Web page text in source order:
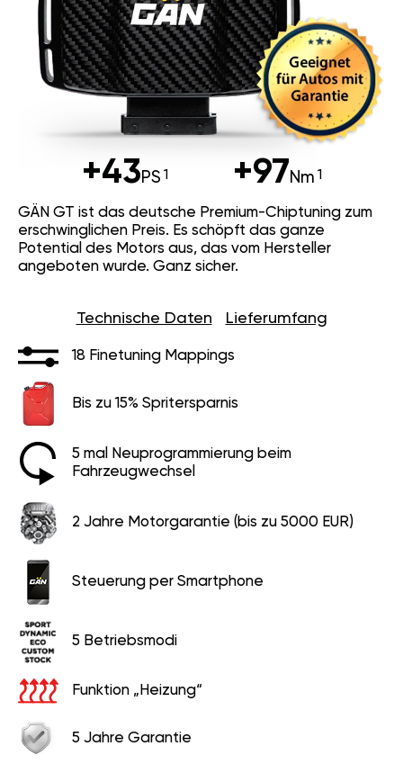
+43PS +97Nm
GÄN GT ist das deutsche Premium-Chiptuning zum
erschwinglichen Preis. Es schöpft das ganze
Potential des Motors aus, das vom Hersteller
angeboten wurde. Ganz sicher.
Technische Daten Lieferumfang
18 Finetuning Mappings
Bis zu 15% Spritersparnis
5 mal Neuprogrammierung beim
Fahrzeugwechsel
2 Jahre Motorgarantie (bis zu 5000 EUR)
Steuerung per Smartphone
5 Betriebsmodi
Funktion „Heizung“
5 Jahre Garantie